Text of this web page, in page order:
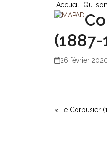
Accueil Qui
(1887-
26 février 2020
« Le Corbusier